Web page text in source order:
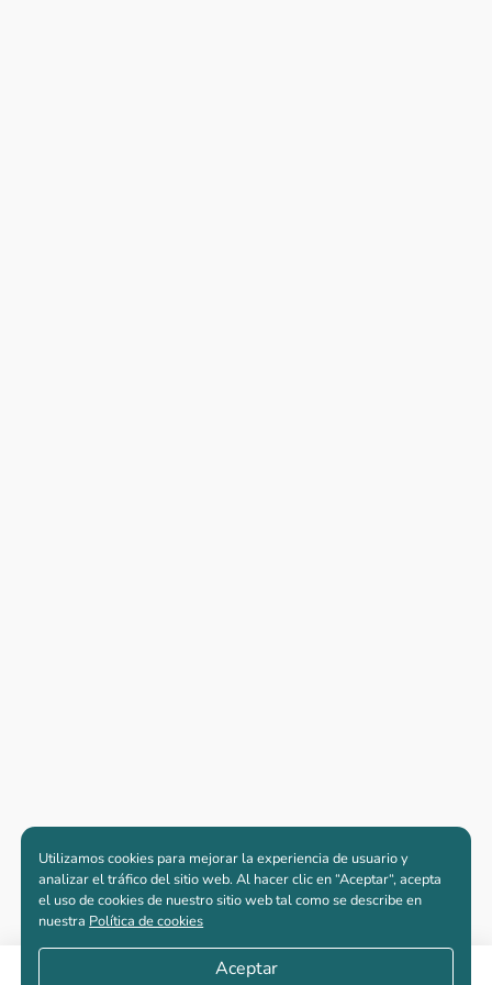
Utilizamos cookies para mejorar la experiencia de usuario y
analizar el tráfico del sitio web. Al hacer clic en “Aceptar“, acepta
el uso de cookies de nuestro sitio web tal como se describe en
nuestra Política de cookies
Aceptar